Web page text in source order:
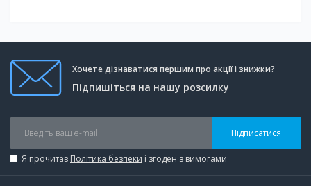
Хочете дізнаватися першим про акції і знижки?
Підпишіться на нашу розсилку
Підписатися
Я прочитав Політика безпеки і згоден з вимогами